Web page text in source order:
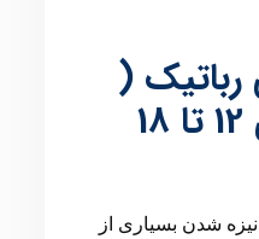
(
ویژه گروه سنی 12 تا 18
شدن بسیاری از